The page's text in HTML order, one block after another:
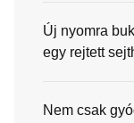
Új nyomra
egy rejtett
Nem csak